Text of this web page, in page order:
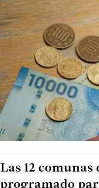
Las 12
programado